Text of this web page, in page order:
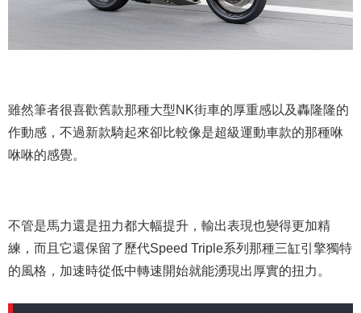
雖然筆者很喜歡舊款那種大型NK街車的厚重感以及轟隆隆的
作動感，不過新款騎起來卻比較像是超級運動車款的那種咻
咻咻的感覺。
不管是馬力還是扭力都大幅提升，輸出表現也變得更加精
練，而且它還保留了歷代Speed Triple系列那種三缸引擎獨特
的風格，加速時從低中轉速開始就能湧現出厚實的扭力。